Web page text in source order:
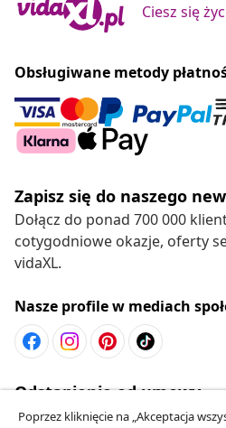
Ciesz się
Obsługiwane metody
Zapisz się do naszego
Dołącz do ponad 700 000
cotygodniowe okazje, oferty
vidaXL.
Nasze profile w mediach
Odstąpienie od umowy
Złóż wniosek o odstąpienie
Poprzez kliknięcie na „Akceptacja